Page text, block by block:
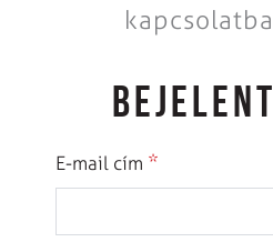
E-mail cím *